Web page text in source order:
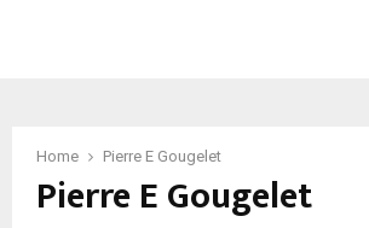
Home Pierre E Gougelet
Pierre E Gougelet